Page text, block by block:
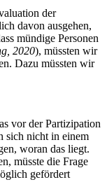
der
davon ausgehen,
mündige Personen
2020), müssten wir
Dazu müssten wir
vor der Partizipation
sich nicht in einem
woran das liegt.
müsste die Frage
gefördert